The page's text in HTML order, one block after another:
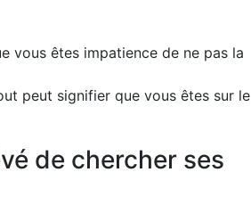
vous êtes impatience de ne pas la
peut signifier que vous êtes sur le
de chercher ses